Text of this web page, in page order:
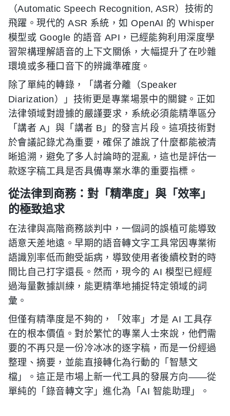
（Automatic Speech Recognition, ASR）技術的
飛躍。現代的 ASR 系統，如 OpenAI 的 Whisper
模型或 Google 的語音 API，已經能夠利用深度學
習架構理解語音的上下文關係，大幅提升了在吵雜
環境或多種口音下的辨識準確度。
除了單純的轉錄，「講者分離（Speaker
Diarization）」技術更是專業場景中的關鍵。正如
法律領域對證據的嚴謹要求，系統必須能精準區分
「講者 A」與「講者 B」的發言片段。這項技術對
於會議記錄尤為重要，確保了誰說了什麼都能被清
晰追溯，避免了多人討論時的混亂，這也是評估一
款逐字稿工具是否具備專業水準的重要指標。
從法律到商務：對「精準度」與「效率」
的極致追求
在法律與高階商務談判中，一個詞的誤植可能導致
語意天差地遠。早期的語音轉文字工具常因專業術
語識別率低而飽受詬病，導致使用者後續校對的時
間比自己打字還長。然而，現今的 AI 模型已經經
過海量數據訓練，能更精準地捕捉特定領域的詞
彙。
但僅有精準度是不夠的，「效率」才是 AI 工具存
在的根本價值。對於繁忙的專業人士來說，他們需
要的不再只是一份冷冰冰的逐字稿，而是一份經過
整理、摘要，並能直接轉化為行動的「智慧文
檔」。這正是市場上新一代工具的發展方向——從
單純的「錄音轉文字」進化為「AI 智能助理」。